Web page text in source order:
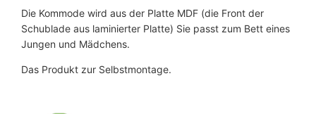
n
M
e
g
Die Kommode wird aus der Platte MDF (die Front der
Schublade aus laminierter Platte) Sie passt zum Bett eines
Jungen und Mädchens.
Das Produkt zur Selbstmontage.